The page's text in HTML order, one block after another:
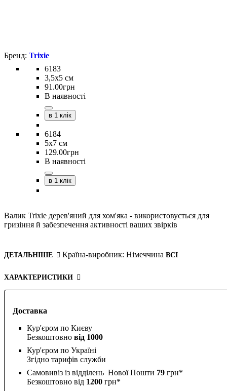
Доставка
Кур'єром по Києву
Безкоштовно від 1000
Кур'єром по Україні
Згідно тарифів служби
Самовивіз із відділень Нової Пошти 79 грн*
Безкоштовно від 1200 грн*
Trixie
6183
3,5х5 см
91 .00грн
В наявності
в 1 клік
6184
5х7 см
129.00грн
В наявності
в 1 клік
Валик Trixie дерев'яний для хом'яка - використовується для
гризіння й забезпечення активності ваших звірків
ДЕТАЛЬНІШЕ Країна-виробник: Німеччина ВСІ
ХАРАКТЕРИСТИКИ